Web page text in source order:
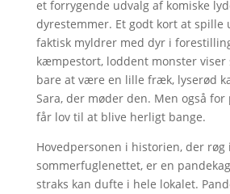
et forrygende udvalg af komiske
dyrestemmer. Et godt kort at spille
faktisk myldrer med dyr i
kæmpestort, loddent monster viser
bare at være en lille fræk, lyserød
Sara, der møder den. Men også
får lov til at blive herligt bange.
Hovedpersonen i historien, der røg i
sommerfuglenettet, er en
straks kan dufte i hele lokalet.